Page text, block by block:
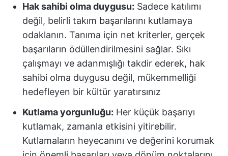
Hak sahibi olma duygusu: Sadece katılımı
değil, belirli takım başarılarını kutlamaya
odaklanın. Tanıma için net kriterler, gerçek
başarıların ödüllendirilmesini sağlar. Sıkı
çalışmayı ve adanmışlığı takdir ederek, hak
sahibi olma duygusu değil, mükemmelliği
hedefleyen bir kültür yaratırsınız
Kutlama yorgunluğu: Her küçük başarıyı
kutlamak, zamanla etkisini yitirebilir.
Kutlamaların heyecanını ve değerini korumak